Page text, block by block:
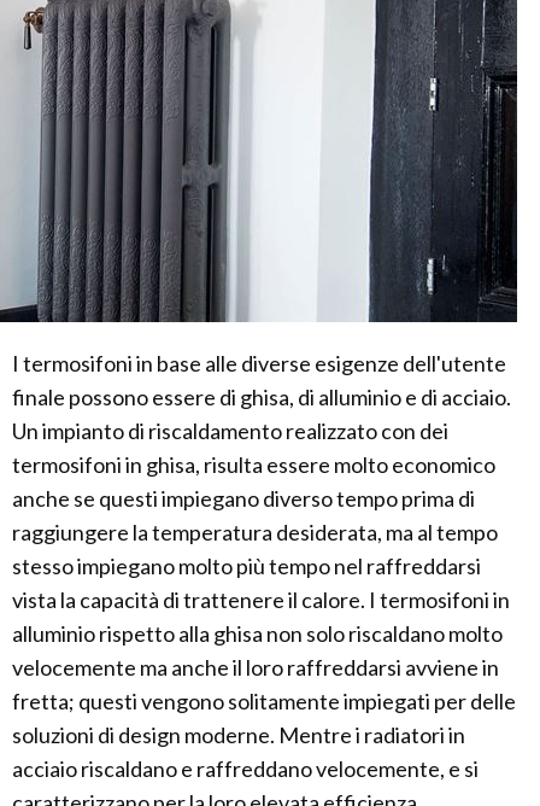
I termosifoni in base alle diverse esigenze dell'utente
finale possono essere di ghisa, di alluminio e di acciaio.
Un impianto di riscaldamento realizzato con dei
termosifoni in ghisa, risulta essere molto economico
anche se questi impiegano diverso tempo prima di
raggiungere la temperatura desiderata, ma al tempo
stesso impiegano molto più tempo nel raffreddarsi
vista la capacità di trattenere il calore. I termosifoni in
alluminio rispetto alla ghisa non solo riscaldano molto
velocemente ma anche il loro raffreddarsi avviene in
fretta; questi vengono solitamente impiegati per delle
soluzioni di design moderne. Mentre i radiatori in
acciaio riscaldano e raffreddano velocemente, e si